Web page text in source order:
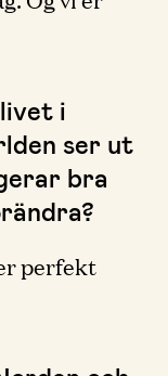
i
ser ut
bra
perfekt